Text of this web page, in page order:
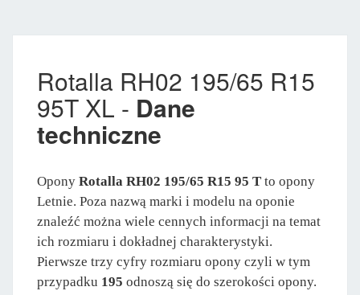
Rotalla RH02 195/65 R15
95T XL - Dane
techniczne
Opony Rotalla RH02 195/65 R15 95 T to opony
Letnie. Poza nazwą marki i modelu na oponie
znaleźć można wiele cennych informacji na temat
ich rozmiaru i dokładnej charakterystyki.
Pierwsze trzy cyfry rozmiaru opony czyli w tym
przypadku 195 odnoszą się do szerokości opony.